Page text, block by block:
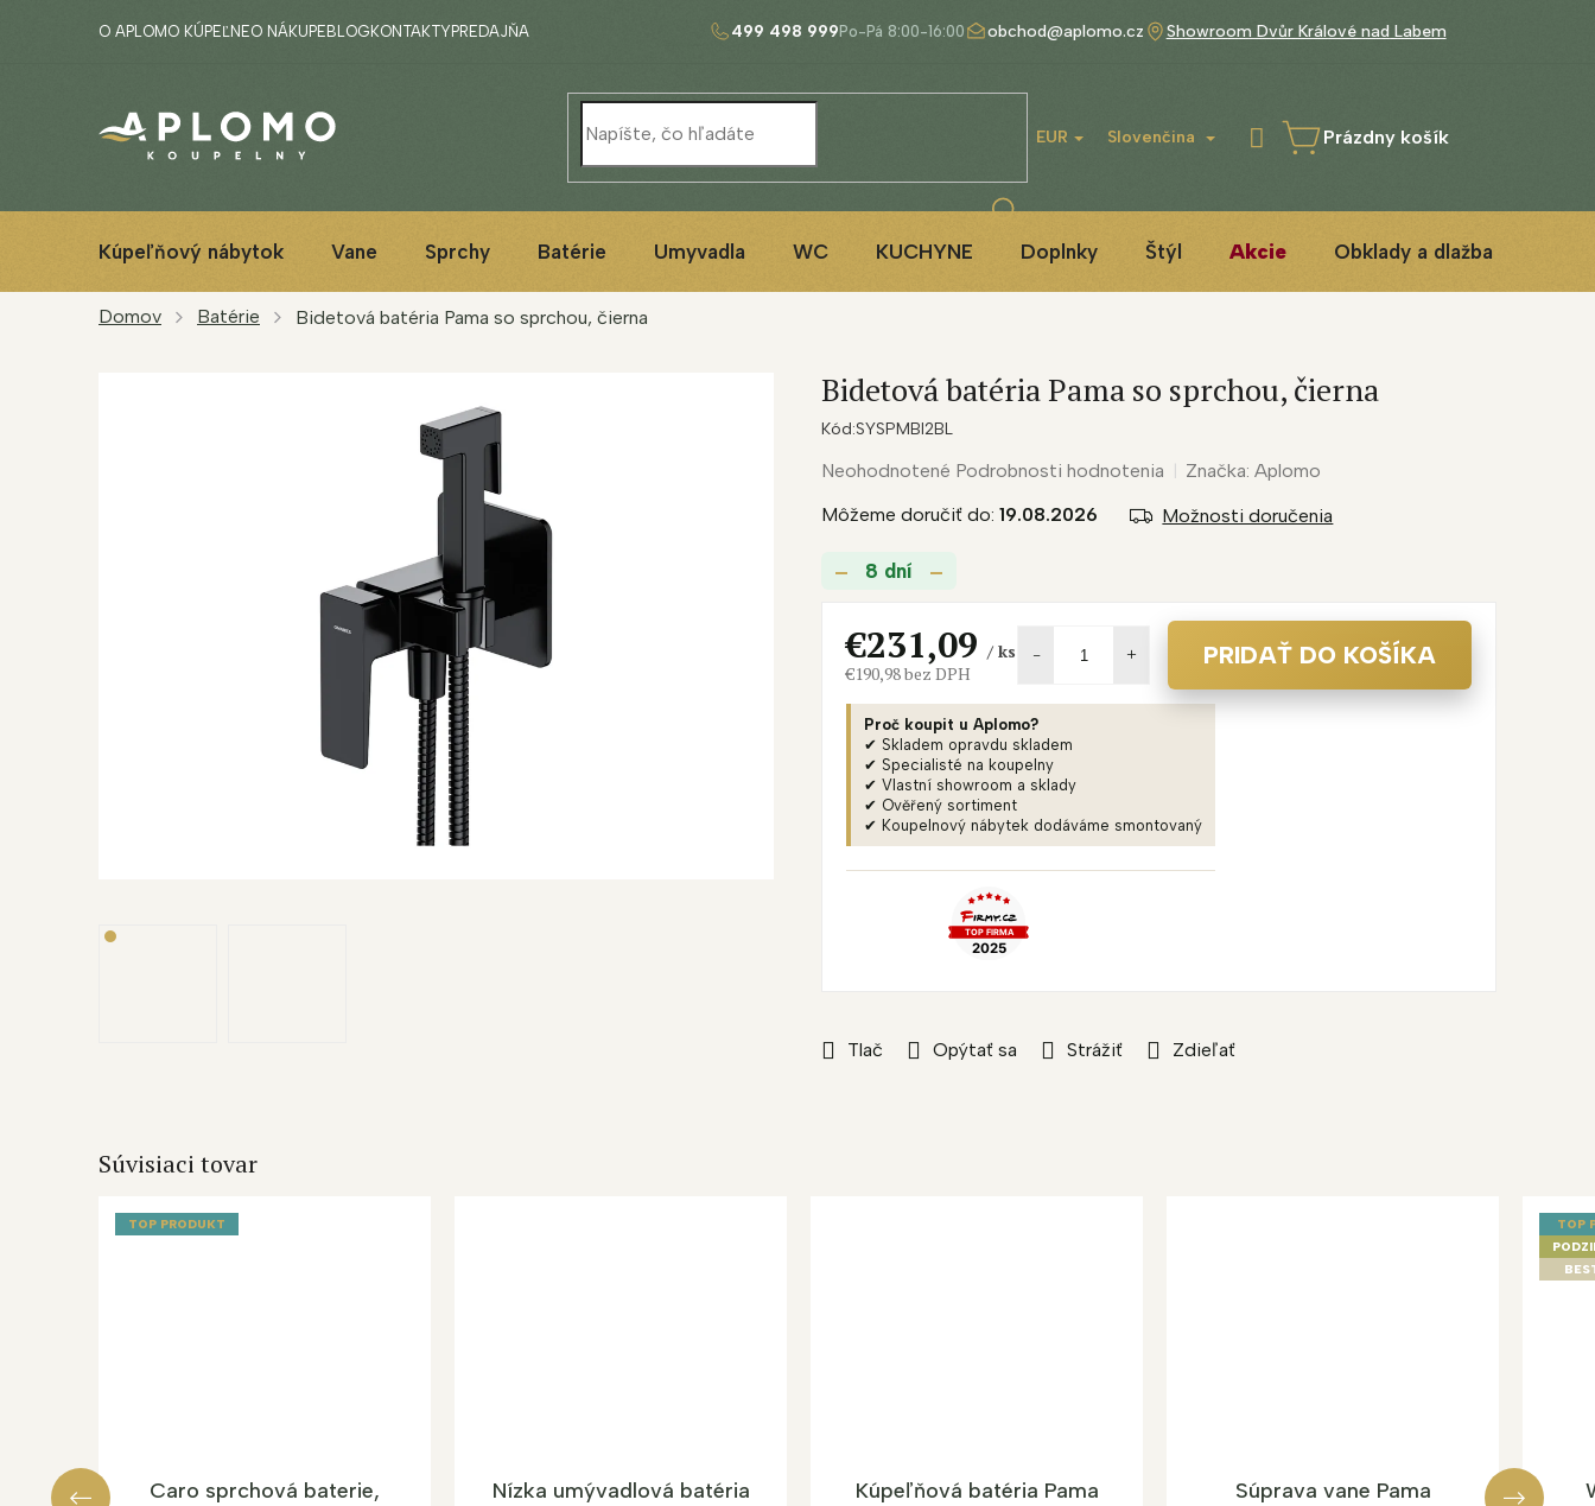
499 498 999 obchod@aplomo.cz Showroom Dvůr Králové nad Labem
O APLOMO KÚPEĽNEO NÁKUPE BLOG KONTAKTY PREDAJŇA
EUR Slovenčina
NÁKUPNÝ
Prázdny košík
Kúpeľňový nábytok Vane Sprchy Batérie Umyvadla WC KUCHYNE Doplnky Štýl Akcie Obklady a dlažba
Domov Batérie Bidetová batéria Pama so sprchou, čierna
8 dní
Môžeme doručiť do: 19.08.2026 Možnosti doručenia
Tlač Opýtať sa Strážiť Zdieľať
Bidetová batéria Pama so sprchou, čierna
Kód:SYSPMBI2BL
Priemerné
produktu
0,0
hviezdičiek.
Neohodnotené Podrobnosti hodnotenia Značka: Aplomo
€231,09 / ks
€190,98 bez DPH
PRIDAŤ DO KOŠÍKA
Proč koupit u Aplomo?
✔ Skladem opravdu skladem
✔ Specialisté na koupelny
✔ Vlastní showroom a sklady
✔ Ověřený sortiment
✔ Koupelnový nábytek dodáváme smontovaný
Súvisiaci tovar
TOP PRODUKT
Caro sprchová baterie,
Nízka umývadlová batéria
Kúpeľňová batéria Pama Súprava vane Pama
TOP